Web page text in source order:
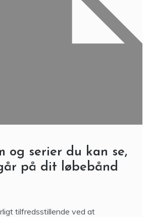
og serier du kan se,
på dit løbebånd
tilfredsstillende ved at